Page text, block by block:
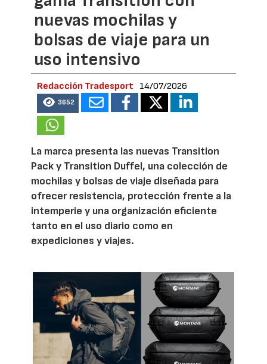
nuevas mochilas y
bolsas de viaje para un
uso intensivo
Redacción Tradesport 14/07/2026
3652
La marca presenta las nuevas Transition
Pack y Transition Duffel, una colección de
mochilas y bolsas de viaje diseñada para
ofrecer resistencia, protección frente a la
intemperie y una organización eficiente
tanto en el uso diario como en
expediciones y viajes.